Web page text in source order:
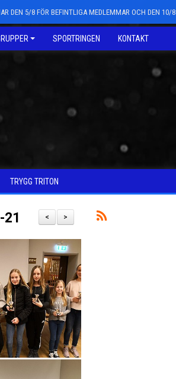
DEN 5/8 FÖR BEFINTLIGA MEDLEMMAR OCH DEN 10/
SPORTRINGEN KONTAKT
TRYGG TRITON
>
<